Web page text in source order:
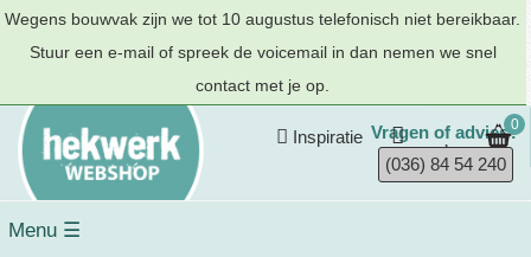
Wegens bouwvak zijn we tot 10 augustus telefonisch niet bereikbaar.
Stuur een e-mail of spreek de voicemail in dan nemen we snel
contact met je op.
Vragen of advies?
(036) 84 54 240
Menu ☰
Inspiratie
0